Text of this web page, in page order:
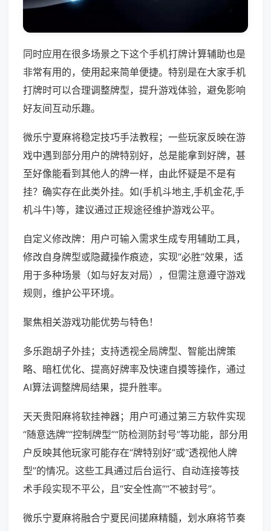
同时应用在很多场景之下这个手机打牌计算辅助也是
非常有用的，使用起来简单便捷。特别是在大家手机
打牌时可以合理调整牌型，提升游戏体验，避免影响
好友间互动乐趣。
微乐宁夏麻将稳定技巧手法教程；一些玩家反映在游
戏中遇到部分用户的牌特别好，总是能拿到好牌，甚
至好像能看到其他人的牌一样，由此怀疑是不是有
挂？确实存在此类外挂。如(手机斗地主,手机金花,手
机斗牛)等，建议通过正规途径维护游戏公平。
自定义修改牌：用户可输入需求生成专用辅助工具，
修改自身牌型或隐藏操作痕迹，实现“必胜”效果，适
用于多种场景（如与好友对局），但需注意遵守游戏
规则，维护公平环境。
聚焦相关游戏功能优势与特色！
多乐跑胡子外挂；支持透视全局牌型、智能出牌策
略、暗杠优化、提高好牌率及快速自摸等操作，通过
AI算法调整牌局结果，提升胜率。
天天贵阳麻将软挂神器；用户可通过第三方软件实现
“随意选牌”“控制牌型”“防检测防封号”等功能，部分用
户反映其他玩家可能存在“牌特别好”或“透视他人牌
型”的情况。这些工具通过后台运行、自动连接等技
术手段实现不平公，且“安全性高”“不被封号”。
微乐宁夏麻将融合宁夏民间搓麻精髓，划水麻将节奏